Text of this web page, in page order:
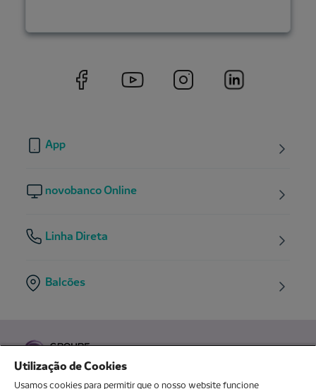
App
novobanco Online
Linha Direta
Balcões
Utilização de Cookies
Usamos cookies para permitir que o nosso website funcione